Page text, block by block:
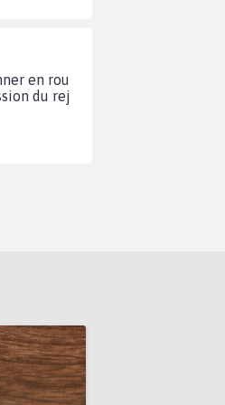
en rou
du rej